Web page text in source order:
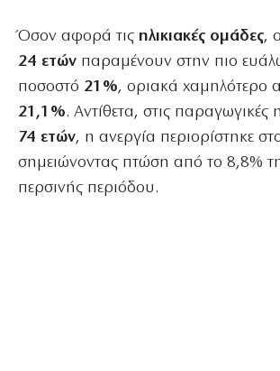
Όσον αφορά τις ηλικιακές ομάδες,
24 ετών παραμένουν στην πιο
ποσοστό 21%, οριακά χαμηλότερο
21,1%. Αντίθετα, στις παραγωγικές
74 ετών, η ανεργία περιορίστηκε
σημειώνοντας πτώση από το 8,8%
περσινής περιόδου.